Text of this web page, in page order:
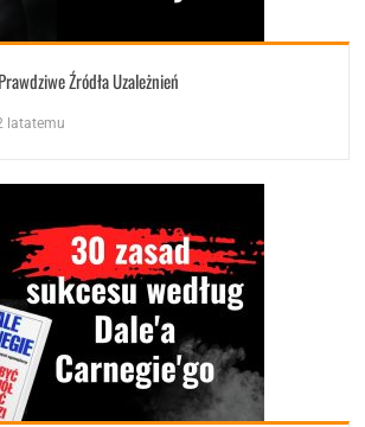
Źródła Uzależnień
latatemu